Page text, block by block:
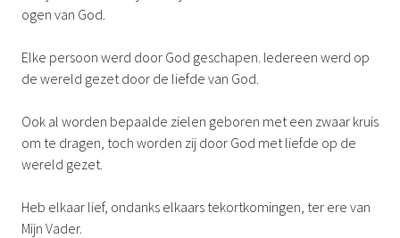
ogen van God.
Elke persoon werd door God geschapen. Iedereen werd op
de wereld gezet door de liefde van God.
Ook al worden bepaalde zielen geboren met een zwaar kruis
om te dragen, toch worden zij door God met liefde op de
wereld gezet.
Heb elkaar lief, ondanks elkaars tekortkomingen, ter ere van
Mijn Vader.